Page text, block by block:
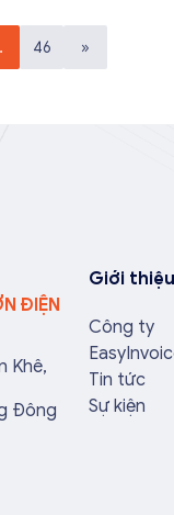
hóa đơn điện tử
nghiệp chuẩn
46 »
ĐIỆN
Khê,
Đông
Giới thiệu
Công ty
Tin tức
Sự kiện